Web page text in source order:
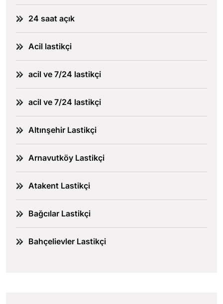
24 saat açık
Acil lastikçi
acil ve 7/24 lastikçi
acil ve 7/24 lastikçi
Altınşehir Lastikçi
Arnavutköy Lastikçi
Atakent Lastikçi
Bağcılar Lastikçi
Bahçelievler Lastikçi